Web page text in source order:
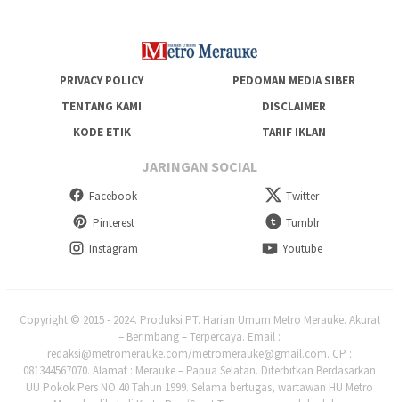
PRIVACY POLICY
PEDOMAN MEDIA SIBER
TENTANG KAMI
DISCLAIMER
KODE ETIK
TARIF IKLAN
JARINGAN SOCIAL
Facebook
Twitter
Pinterest
Tumblr
Instagram
Youtube
Copyright © 2015 - 2024. Produksi PT. Harian Umum Metro Merauke. Akurat
– Berimbang – Terpercaya. Email :
redaksi@metromerauke.com/metromerauke@gmail.com. CP :
081344567070. Alamat : Merauke – Papua Selatan. Diterbitkan Berdasarkan
UU Pokok Pers NO 40 Tahun 1999. Selama bertugas, wartawan HU Metro